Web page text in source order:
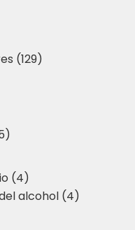
(129)
(4)
alcohol (4)